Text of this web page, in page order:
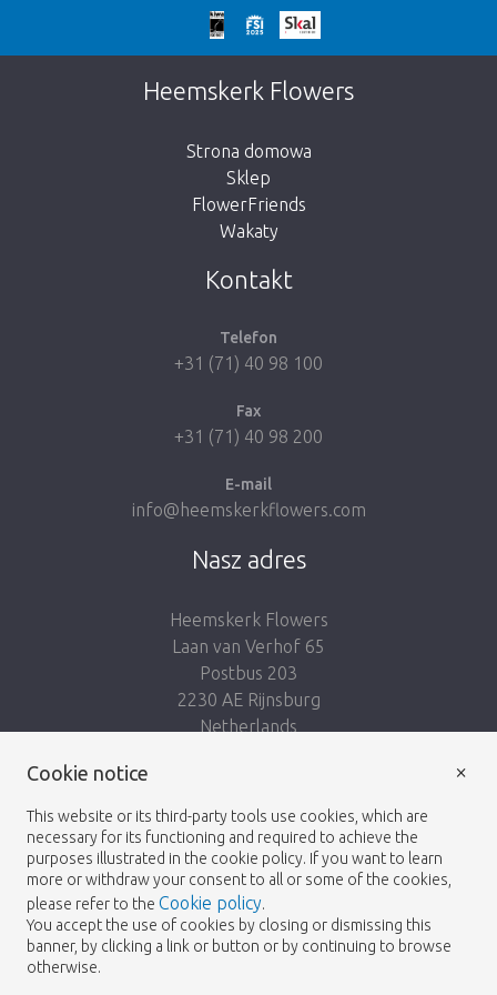
We're sorry
This page does not exist. Click on the
button below to return to the shop.
Take me back to the shop
Heemskerk Flowers
Strona domowa
Sklep
FlowerFriends
Wakaty
Kontakt
Telefon
+31 (71) 40 98 100
Fax
+31 (71) 40 98 200
E-mail
info@heemskerkflowers.com
Nasz adres
Heemskerk Flowers
Laan van Verhof 65
Postbus 203
2230 AE Rijnsburg
Netherlands
© 2026 - Heemskerk Flowers
Cookie notice
This website or its third-party tools use cookies, which are
necessary for its functioning and required to achieve the
purposes illustrated in the cookie policy. If you want to learn
more or withdraw your consent to all or some of the cookies,
please refer to the Cookie policy.
You accept the use of cookies by closing or dismissing this
banner, by clicking a link or button or by continuing to browse
otherwise.
×